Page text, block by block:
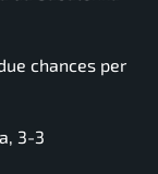
chances per
3-3